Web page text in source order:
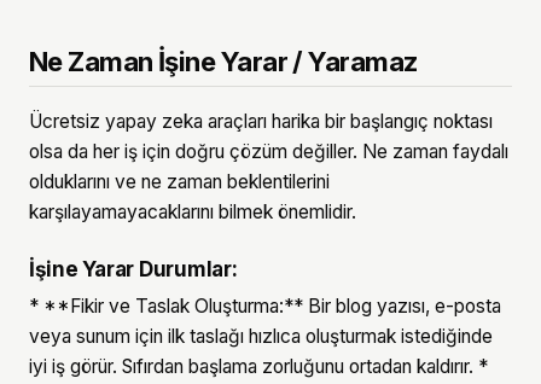
Ne Zaman İşine Yarar / Yaramaz
Ücretsiz yapay zeka araçları harika bir başlangıç noktası
olsa da her iş için doğru çözüm değiller. Ne zaman faydalı
olduklarını ve ne zaman beklentilerini
karşılayamayacaklarını bilmek önemlidir.
İşine Yarar Durumlar:
* **Fikir ve Taslak Oluşturma:** Bir blog yazısı, e-posta
veya sunum için ilk taslağı hızlıca oluşturmak istediğinde
iyi iş görür. Sıfırdan başlama zorluğunu ortadan kaldırır. *